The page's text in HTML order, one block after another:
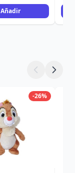
Añadir
-26%